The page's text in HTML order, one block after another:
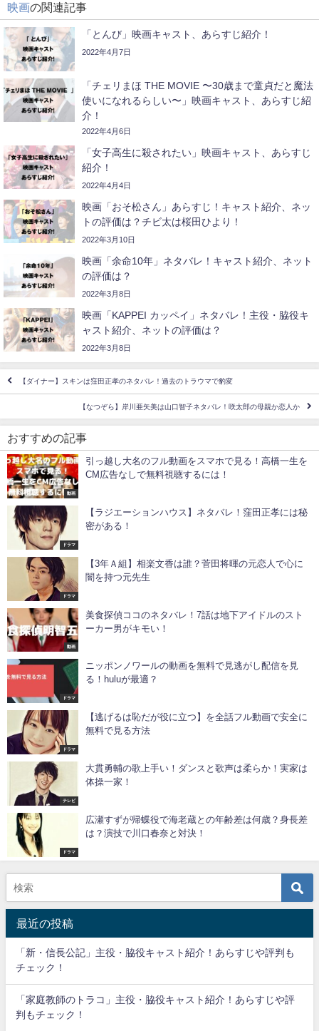
映画の関連記事
「とんび」映画キャスト、あらすじ紹介！
2022年4月7日
「チェリまほ THE MOVIE 〜30歳まで童貞だと魔法
使いになれるらしい〜」映画キャスト、あらすじ紹
介！
2022年4月6日
「女子高生に殺されたい」映画キャスト、あらすじ
紹介！
2022年4月4日
映画「おそ松さん」あらすじ！キャスト紹介、ネッ
トの評価は？チビ太は桜田ひより！
2022年3月10日
映画「余命10年」ネタバレ！キャスト紹介、ネット
の評価は？
2022年3月8日
映画「KAPPEI カッペイ」ネタバレ！主役・脇役キ
ャスト紹介、ネットの評価は？
2022年3月8日
【ダイナー】スキンは窪田正孝のネタバレ！過去のトラウマで豹変
【なつぞら】岸川亜矢美は山口智子ネタバレ！咲太郎の母親か恋人か
おすすめの記事
動画
引っ越し大名のフル動画をスマホで見る！高橋一生を
CM広告なしで無料視聴するには！
ドラマ
【ラジエーションハウス】ネタバレ！窪田正孝には秘
密がある！
ドラマ
【3年Ａ組】相楽文香は誰？菅田将暉の元恋人で心に
闇を持つ元先生
動画
美食探偵ココのネタバレ！7話は地下アイドルのスト
ーカー男がキモい！
ドラマ
ニッポンノワールの動画を無料で見逃がし配信を見
る！huluが最適？
ドラマ
【逃げるは恥だが役に立つ】を全話フル動画で安全に
無料で見る方法
テレビ
大貫勇輔の歌上手い！ダンスと歌声は柔らか！実家は
体操一家！
ドラマ
広瀬すずが帰蝶役で海老蔵との年齢差は何歳？身長差
は？演技で川口春奈と対決！
最近の投稿
「新・信長公記」主役・脇役キャスト紹介！あらすじや評判も
チェック！
「家庭教師のトラコ」主役・脇役キャスト紹介！あらすじや評
判もチェック！